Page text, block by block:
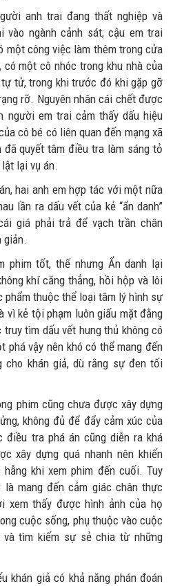
anh trai đang thất nghiệp và
ngành cảnh sát; cậu em trai
một công việc làm thêm trong cửa
một cô nhóc trong khu nhà của
tử, trong khi trước đó khi gặp gỡ
rỡ. Nguyên nhân cái chết được
người em trai cảm thấy dấu hiệu
cô bé có liên quan đến mạng xã
đã quyết tâm điều tra làm sáng tỏ
lại vụ án.
hai anh em hợp tác với một nữa
lần ra dấu vết của kẻ “ẩn danh”
giá phải trả để vạch trần chân
giản.
phim tốt, thế nhưng Ẩn danh lại
khí căng thẳng, hồi hộp và lôi
phẩm thuộc thể loại tâm lý hình sự
vì kẻ tội phạm luôn giấu mặt đằng
tìm dấu vết hung thủ không có
phá vậy nên khó có thể mang đến
cho khán giả, dù rằng sự đen tối
phim cũng chưa được xây dựng
không đủ để đẩy cảm xúc của
điều tra phá án cũng diễn ra khá
xây dựng quá nhanh nên khiến
khi xem phim đến cuối. Tuy
mang đến cảm giác chân thực
xem thấy được hình ảnh của họ
cuộc sống, phụ thuộc vào cuộc
tìm kiếm sự sẻ chia từ những
khán giả có khả năng phán đoán